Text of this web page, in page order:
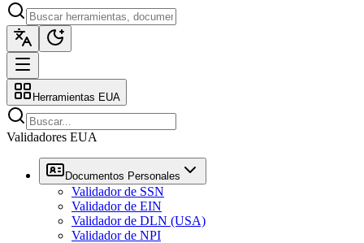
Herramientas EUA
Validadores EUA
Documentos Personales
Validador de SSN
Validador de EIN
Validador de DLN (USA)
Validador de NPI